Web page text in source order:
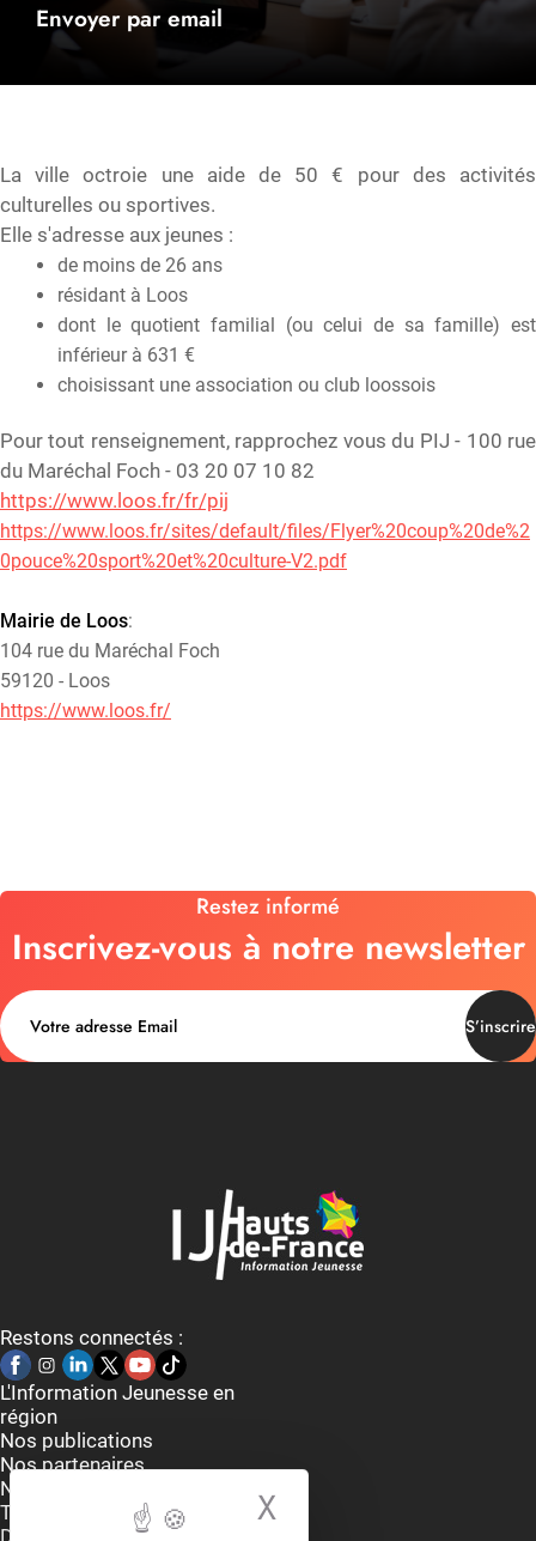
X
Envoyer par email
La ville octroie une aide de 50 € pour des activités
culturelles ou sportives.
Elle s'adresse aux jeunes :
de moins de 26 ans
résidant à Loos
dont le quotient familial (ou celui de sa famille) est
inférieur à 631 €
choisissant une association ou club loossois
Pour tout renseignement, rapprochez vous du PIJ - 100 rue
du Maréchal Foch - 03 20 07 10 82
https://www.loos.fr/fr/pij
https://www.loos.fr/sites/default/files/Flyer%20coup%20de%2
0pouce%20sport%20et%20culture-V2.pdf
Mairie de Loos:
104 rue du Maréchal Foch
59120 - Loos
https://www.loos.fr/
Restez informé
Inscrivez-vous à notre newsletter
S’inscrire
Restons connectés :
L'Information Jeunesse en
région
Nos publications
Nos partenaires
Nous contacter
Thématiques